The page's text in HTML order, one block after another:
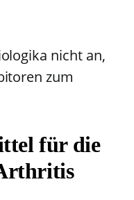
nicht an,
zum
für die